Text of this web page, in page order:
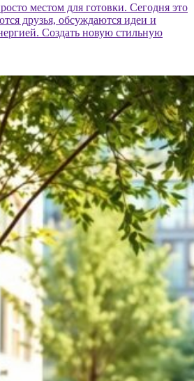
местом для готовки. Сегодня это
друзья, обсуждаются идеи и
Создать новую стильную